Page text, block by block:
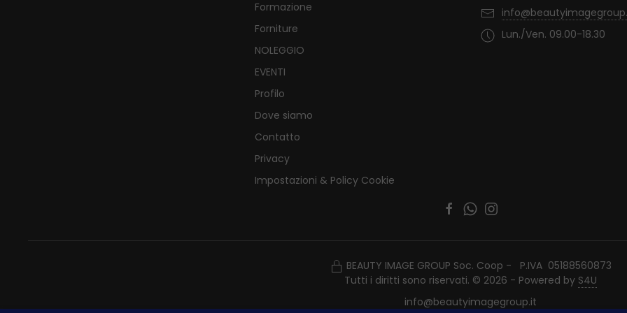
Formazione
Forniture
NOLEGGIO
EVENTI
Profilo
Dove siamo
Contatto
Privacy
Impostazioni & Policy Cookie
Lun./Ven. 09.00-18.30
BEAUTY IMAGE GROUP Soc. Coop - P.IVA 05188560873
Tutti i diritti sono riservati. © 2026 - Powered by S4U
info@beautyimagegroup.it